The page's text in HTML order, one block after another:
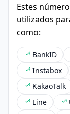
Estes
utilizados
como:
BankID
Instabox
KakaoTalk
Line